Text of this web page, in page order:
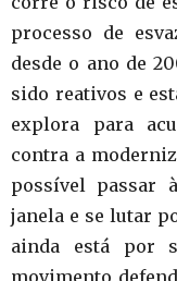
processo de
desde o ano de
sido reativos e
explora para
contra a
possível passar
janela e se lutar
ainda está por